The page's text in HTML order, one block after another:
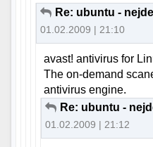
Re: ubuntu -
01.02.2009 | 21:10
avast! antivirus for
The on-demand
antivirus engine.
Re: ubuntu -
01.02.2009 | 21:12